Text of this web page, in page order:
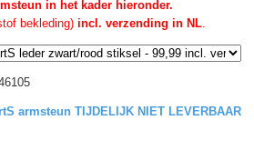
in het kader hieronder.
bekleding)incl. verzending in NL.
armsteun TIJDELIJK NIET LEVERBAAR